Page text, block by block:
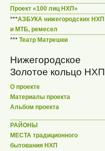
Проект «100 лиц НХП»
***АЗБУКА нижегородских НХП
и МТБ, ремесел
*** Театр Матрешки
Нижегородское
Золотое кольцо НХП
О проекте
Материалы проекта
Альбом проекта
РАЙОНЫ
МЕСТА традиционного
бытования НХП